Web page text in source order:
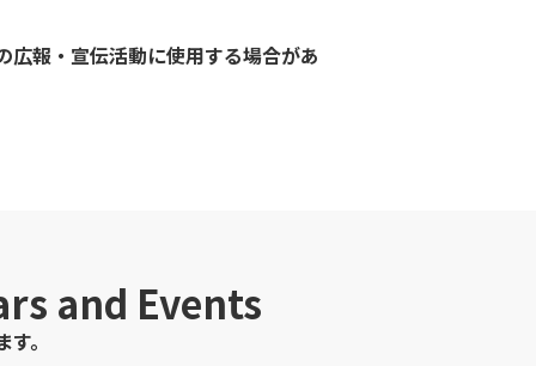
報・宣伝活動に使用する場合があ
and Events
。